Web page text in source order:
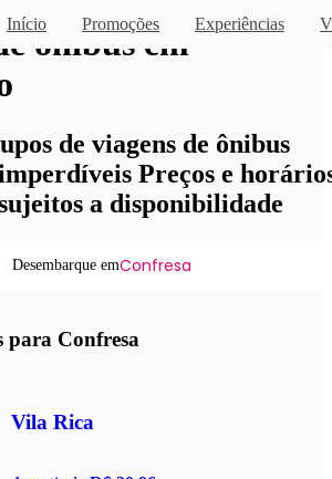
Início Promoções Experiências
ônibus em
de viagens de ônibus
Preços e
a disponibilidade
Desembarque emConfresa
para Confresa
Vila Rica